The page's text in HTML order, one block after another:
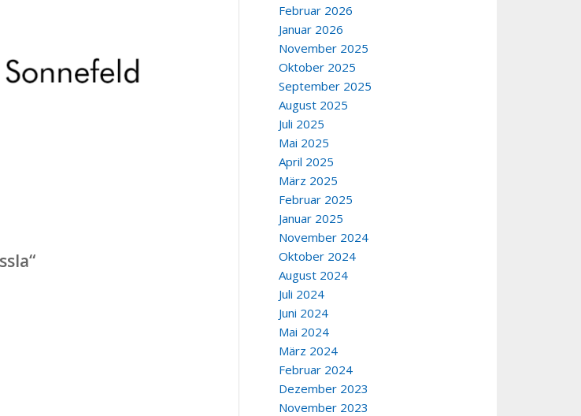
Februar 2026
Januar 2026
November 2025
Oktober 2025
September 2025
August 2025
Juli 2025
Mai 2025
April 2025
März 2025
Februar 2025
Januar 2025
November 2024
Oktober 2024
August 2024
Juli 2024
Juni 2024
Mai 2024
März 2024
Februar 2024
Dezember 2023
November 2023